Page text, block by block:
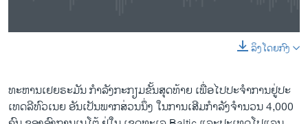
SHARE
ລິງໂດຍກົງ
ທະຫານເຢຍຣະມັນ ກຳລັງກະກຽມຂັ້ນສຸດທ້າຍ ເພື່ອໄປປະຈຳການຢູ່ປະ
ເທດລີທົວເນຍ ອັນເປັນພາກສ່ວນນຶ່ງ ໃນການເສີມກຳລັງຈຳນວນ 4,000